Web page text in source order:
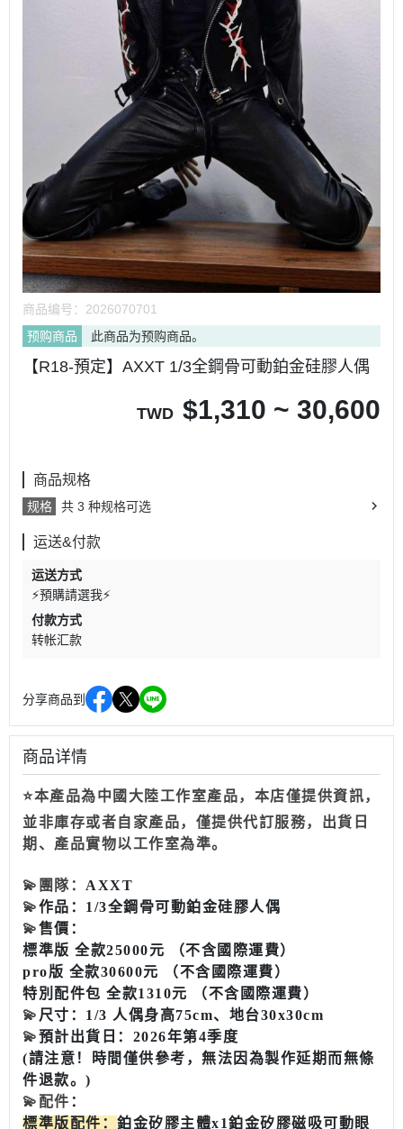
商品编号： 2026070701
预购商品
此商品为预购商品。
【R18-預定】AXXT 1/3全鋼骨可動鉑金硅膠人偶
TWD $1,310 ~ 30,600
商品规格
规格 共 3 种规格可选
运送&付款
运送方式
⚡預購請選我⚡
付款方式
转帐汇款
分享商品到
商品详情
⭐本產品為中國大陸工作室產品，本店僅提供資訊，
並非庫存或者自家產品，僅提供代訂服務，出貨日
期、產品實物以工作室為準。
💫 團隊： AXXT
💫作品：1/3全鋼骨可動鉑金硅膠人偶
💫售價：
標準版 全款25000元 （不含國際運費）
pro版 全款30600元 （不含國際運費）
特別配件包 全款1310元 （不含國際運費）
💫 尺寸：1/3 人偶身高75cm、地台30x30cm
💫預計出貨日：2026年第4季度
(請注意！時間僅供參考，無法因為製作延期而無條
件退款。)
💫 配件 ：
標準版配件 ： 鉑金矽膠主體x1鉑金矽膠磁吸可動眼